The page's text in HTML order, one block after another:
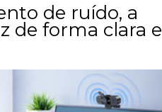
de ruído, a
de forma clara e